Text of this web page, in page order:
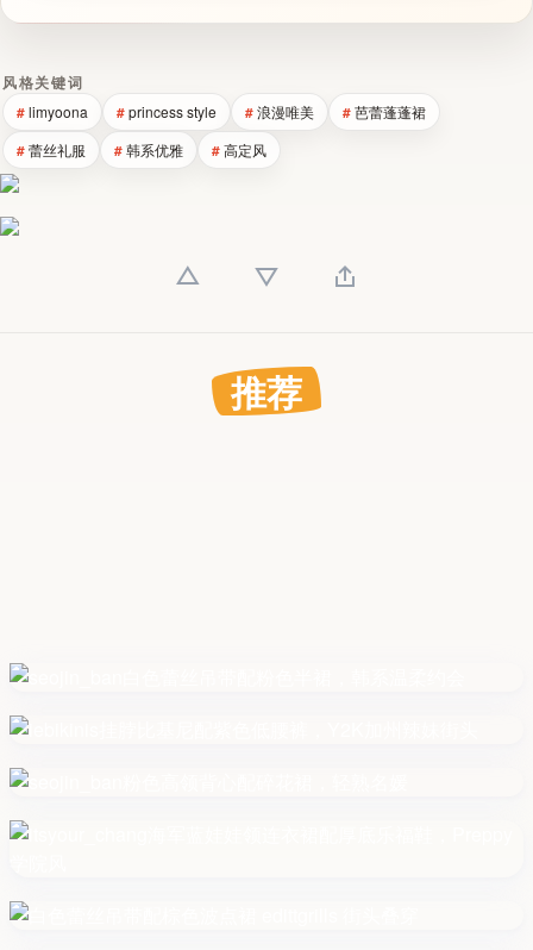
风格关键词
limyoona princess style 浪漫唯美
芭蕾蓬蓬裙
蕾丝礼服
韩系优雅 高定风
推荐